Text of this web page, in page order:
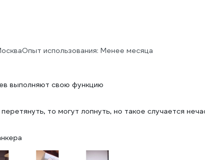
Опыт использования: Менее месяца
выполняют свою функцию
то могут лопнуть, но такое случается